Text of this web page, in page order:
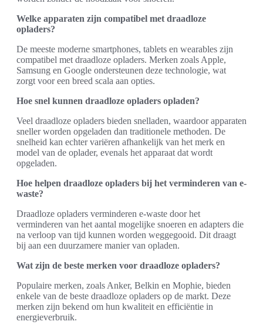
Welke apparaten zijn compatibel met draadloze
opladers?
De meeste moderne smartphones, tablets en wearables zijn
compatibel met draadloze opladers. Merken zoals Apple,
Samsung en Google ondersteunen deze technologie, wat
zorgt voor een breed scala aan opties.
Hoe snel kunnen draadloze opladers opladen?
Veel draadloze opladers bieden snelladen, waardoor apparaten
sneller worden opgeladen dan traditionele methoden. De
snelheid kan echter variëren afhankelijk van het merk en
model van de oplader, evenals het apparaat dat wordt
opgeladen.
Hoe helpen draadloze opladers bij het verminderen van e-
waste?
Draadloze opladers verminderen e-waste door het
verminderen van het aantal mogelijke snoeren en adapters die
na verloop van tijd kunnen worden weggegooid. Dit draagt
bij aan een duurzamere manier van opladen.
Wat zijn de beste merken voor draadloze opladers?
Populaire merken, zoals Anker, Belkin en Mophie, bieden
enkele van de beste draadloze opladers op de markt. Deze
merken zijn bekend om hun kwaliteit en efficiëntie in
energieverbruik.